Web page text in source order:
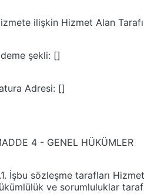
ilişkin Hizmet Alan
şekli: []
Adresi: []
4 - GENEL HÜKÜMLER
İşbu sözleşme tarafları
ve sorumluluklar